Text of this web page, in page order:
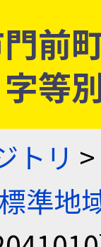
前
等
トリ >
標準地